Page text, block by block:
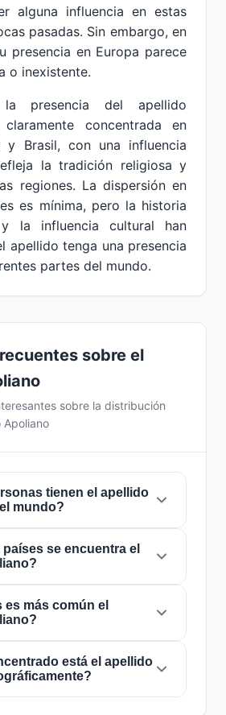
alguna influencia en estas
pasadas. Sin embargo, en
presencia en Europa parece
o inexistente.
la presencia del apellido
concentrada en
y Brasil, con una influencia
la tradición religiosa y
regiones. La dispersión en
es mínima, pero la historia
la influencia cultural han
apellido tenga una presencia
partes del mundo.
sobre el
sobre la distribución
tienen el apellido
mundo?
aproximadamente828
apellido
que aproximadamente 1
personasen el mundo
Se encuentra presente en
su distribución global.
se encuentra el
está presente en
Esto lo clasifica como un
local. Su presencia en
indica patrones históricos de
familiar a lo largo de los
es más común el
es más común enBrasil
aproximadamente
representa el99.9%del total
está el apellido